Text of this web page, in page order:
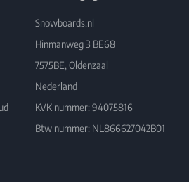
Snowboards.nl
Hinmanweg 3 BE68
7575BE, Oldenzaal
Nederland
KVK nummer: 94075816
Btw nummer: NL866627042B01